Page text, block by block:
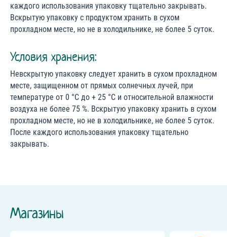
каждого использования упаковку тщательно закрывать.
Вскрытую упаковку с продуктом хранить в сухом
прохладном месте, но не в холодильнике, не более 5 суток.
Условия хранения:
Невскрытую упаковку следует хранить в сухом прохладном
месте, защищенном от прямых солнечных лучей, при
температуре от 0 °С до + 25 °С и относительной влажности
воздуха не более 75 %. Вскрытую упаковку хранить в сухом
прохладном месте, но не в холодильнике, не более 5 суток.
После каждого использования упаковку тщательно
закрывать.
Магазины